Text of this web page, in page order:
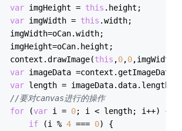
var imgHeight = this .height;
var imgWidth = this .width;
imgWidth=oCan.width;
imgHeight=oCan.height;
context.drawImage(
this ,0,0
var imageData =context.getImageData(
var length = imageData.data.length;
//要对canvas进行的操作
for (var i = 0; i < length; i++) {
if (i % 4 === 0) {